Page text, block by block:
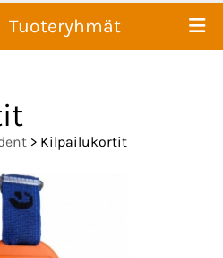
Tuoteryhmät
> Kilpailukortit